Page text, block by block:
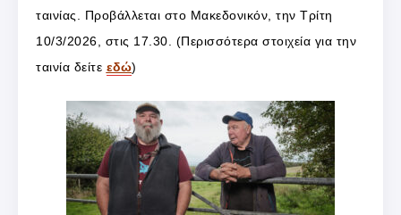
ταινίας. Προβάλλεται στο Μακεδονικόν, την Τρίτη
10/3/2026, στις 17.30. (Περισσότερα στοιχεία για την
ταινία δείτε εδώ)